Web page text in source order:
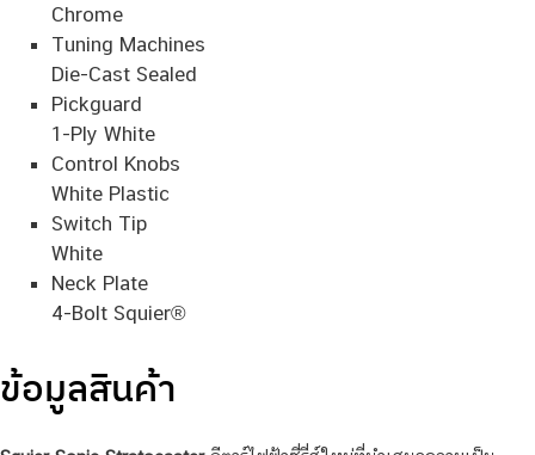
Chrome
Tuning Machines
Die-Cast Sealed
Pickguard
1-Ply White
Control Knobs
White Plastic
Switch Tip
White
Neck Plate
4-Bolt Squier®
ข้อมูลสินค้า